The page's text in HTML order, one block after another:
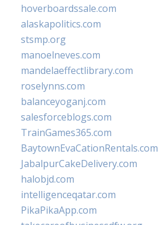
hoverboardssale.com
alaskapolitics.com
stsmp.org
manoelneves.com
mandelaeffectlibrary.com
roselynns.com
balanceyoganj.com
salesforceblogs.com
TrainGames365.com
BaytownEvaCationRentals.com
JabalpurCakeDelivery.com
halobjd.com
intelligenceqatar.com
PikaPikaApp.com